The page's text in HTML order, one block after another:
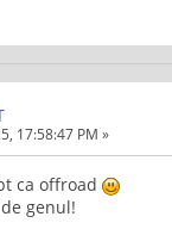
17:58:47 PM »
ca offroad
genul!